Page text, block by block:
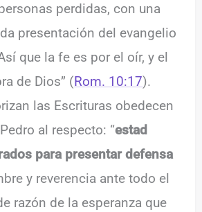
perdidas, con una
presentación del evangelio
que la fe es por el oír, y el
de Dios” (Rom. 10:17).
las Escrituras obedecen
al respecto: “estad
para presentar defensa
y reverencia ante todo el
razón de la esperanza que